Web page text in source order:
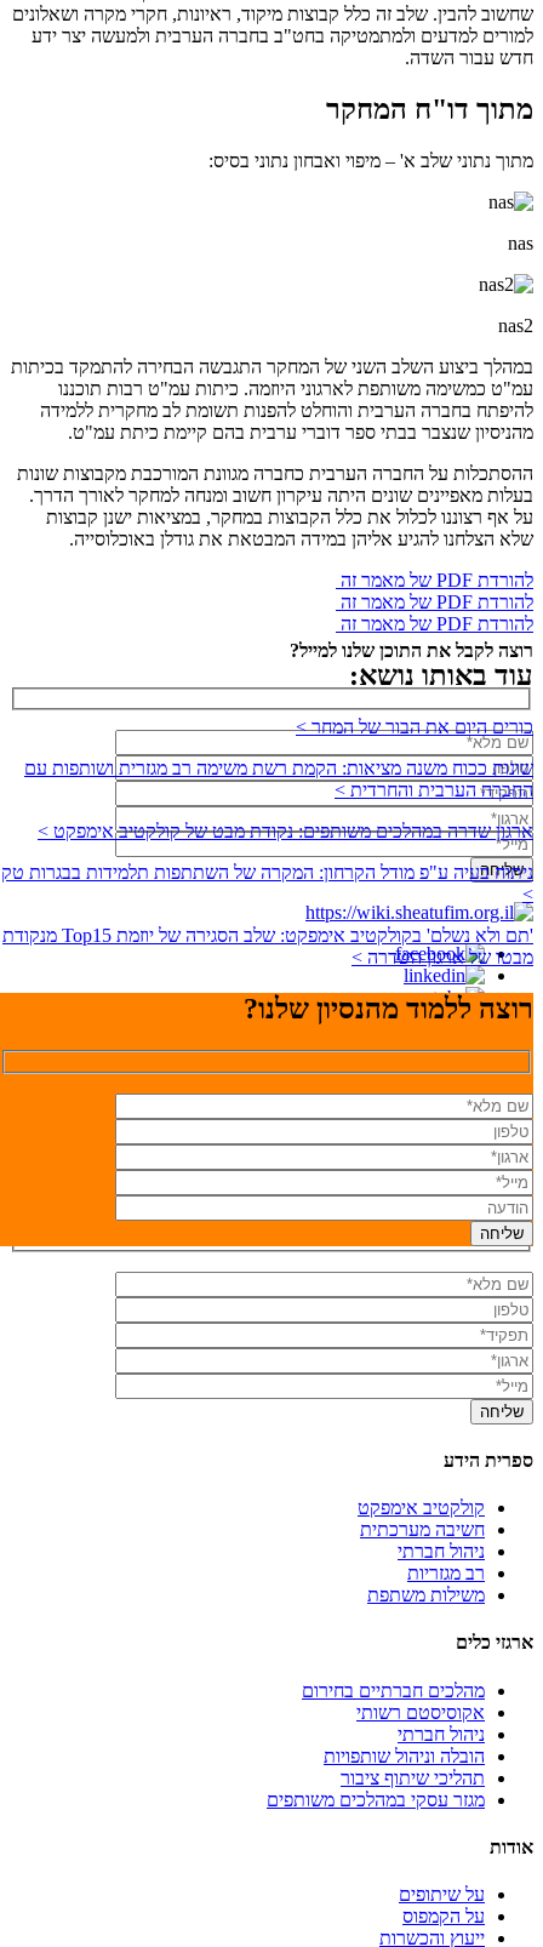
שחשוב להבין. שלב זה כלל קבוצות מיקוד, ראיונות, חקרי מקרה ושאלונים
למורים למדעים ולמתמטיקה בחט"ב בחברה הערבית ולמעשה יצר ידע
חדש עבור השדה.
מתוך דו"ח המחקר
מתוך נתוני שלב א' – מיפוי ואבחון נתוני בסיס:
nas
nas2
במהלך ביצוע השלב השני של המחקר התגבשה הבחירה להתמקד בכיתות
עמ"ט כמשימה משותפת לארגוני היוזמה. כיתות עמ"ט רבות תוכננו
להיפתח בחברה הערבית והוחלט להפנות תשומת לב מחקרית ללמידה
מהניסיון שנצבר בבתי ספר דוברי ערבית בהם קיימת כיתת עמ"ט.
ההסתכלות על החברה הערבית כחברה מגוונת המורכבת מקבוצות שונות
בעלות מאפיינים שונים היתה עיקרון חשוב ומנחה למחקר לאורך הדרך.
על אף רצוננו לכלול את כלל הקבוצות במחקר, במציאות ישנן קבוצות
שלא הצלחנו להגיע אליהן במידה המבטאת את גודלן באוכלוסייה.
להורדת PDF של מאמר זה
להורדת PDF של מאמר זה
להורדת PDF של מאמר זה
עוד באותו נושא:
כורים היום את הבור של המחר >
שונות ככוח משנה מציאות: הקמת רשת משימה רב מגזרית ושותפות עם
החברה הערבית והחרדית >
ארגון שדרה במהלכים משותפים: נקודת מבט של קולקטיב אימפקט >
ניתוח בעיה ע"פ מודל הקרחון: המקרה של השתתפות תלמידות בבגרות טק
>
'תם ולא נשלם' בקולקטיב אימפקט: שלב הסגירה של יוזמת Top15 מנקודת
מבטו של ארגון השדרה >
רוצה ללמוד מהנסיון שלנו?
רוצה לקבל את התוכן שלנו למייל?
טלפון. 09-8301400
פקס. 09-8990889
רוצה לקבל את התוכן שלנו למייל?
ספרית הידע
קולקטיב אימפקט
חשיבה מערכתית
ניהול חברתי
רב מגזריות
משילות משתפת
ארגזי כלים
מהלכים חברתיים בחירום
אקוסיסטם רשותי
ניהול חברתי
הובלה וניהול שותפויות
תהליכי שיתוף ציבור
מגזר עסקי במהלכים משותפים
אודות
על שיתופים
על הקמפוס
ייעוץ והכשרות